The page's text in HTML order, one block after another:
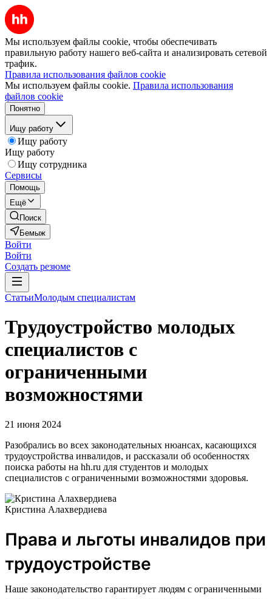
Мы используем файлы cookie, чтобы обеспечивать
правильную работу нашего веб-сайта и анализировать сетевой
трафик.
Правила использования файлов cookie
Мы используем файлы cookie. Правила использования
файлов cookie
Понятно
Ищу работу
Ищу работу
Ищу работу
Ищу сотрудника
Сервисы
Помощь
Ещё
Поиск
Бемыж
Войти
Войти
Создать резюме
СтатьиМолодым специалистам
Трудоустройство молодых
специалистов с
ограниченными
возможностями
21 июня 2024
Разобрались во всех законодательных нюансах, касающихся
трудоустройства инвалидов, и рассказали об особенностях
поиска работы на hh.ru для студентов и молодых
специалистов с ограниченными возможностями здоровья.
Кристина Алахвердиева
Права и льготы инвалидов при
трудоустройстве
Наше законодательство гарантирует людям с ограниченными